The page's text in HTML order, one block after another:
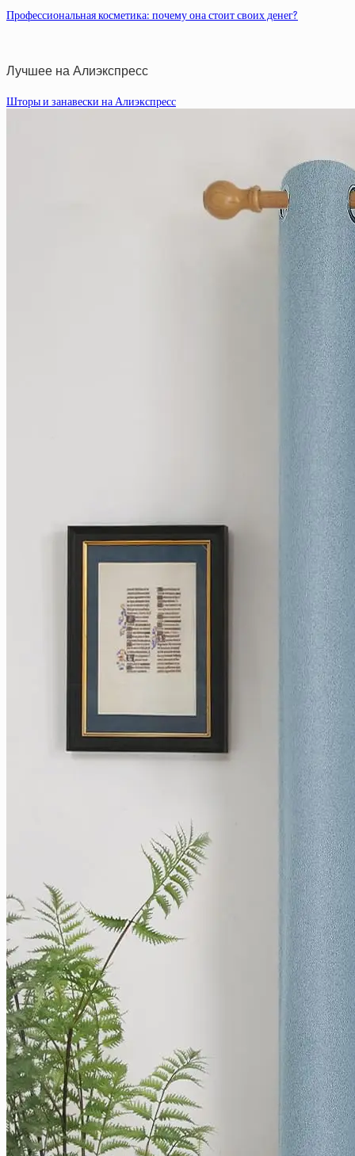
Профессиональная косметика: почему она стоит своих денег?
Лучшее на Алиэкспресс
Шторы и занавески на Алиэкспресс